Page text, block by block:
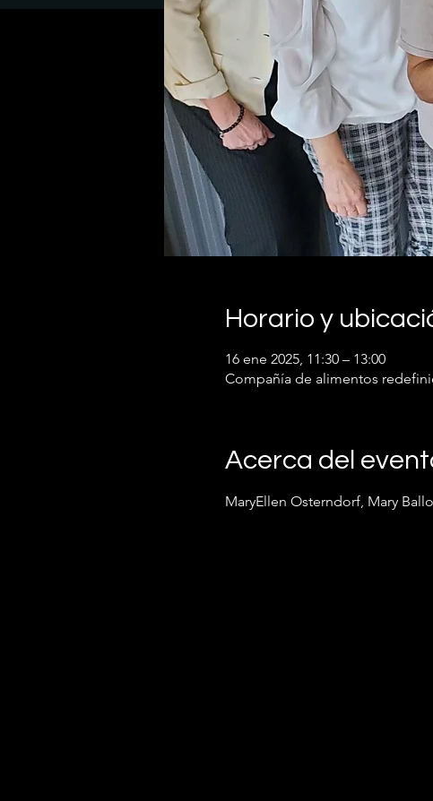
Horario y
16 ene 2025, 11:30 – 13:00
Compañía de alimentos
Acerca del
MaryEllen Osterndorf, Mary